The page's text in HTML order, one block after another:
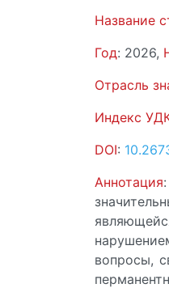
Название
Год: 2026,
Отрасль
Индекс
DOI:
Аннотация
вопросы,